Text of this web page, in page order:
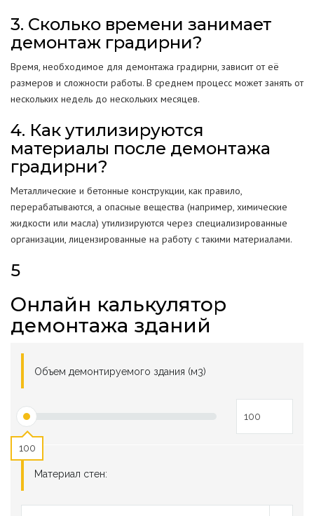
3. Сколько времени занимает
демонтаж градирни?
Время, необходимое для демонтажа градирни, зависит от её
размеров и сложности работы. В среднем процесс может занять от
нескольких недель до нескольких месяцев.
4. Как утилизируются
материалы после демонтажа
градирни?
Металлические и бетонные конструкции, как правило,
перерабатываются, а опасные вещества (например, химические
жидкости или масла) утилизируются через специализированные
организации, лицензированные на работу с такими материалами.
5
Онлайн калькулятор
демонтажа зданий
Объем демонтируемого здания (м3)
100
Материал стен: